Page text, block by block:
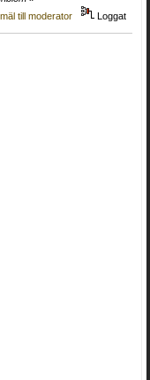
till moderator
Loggat